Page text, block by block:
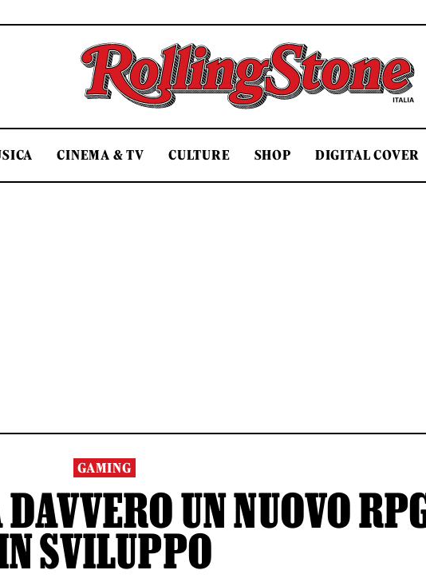
Rolling Stone Italia
CINEMA & TV CULTURE SHOP DIGITAL COVER
GAMING
UN NUOVO
SVILUPPO